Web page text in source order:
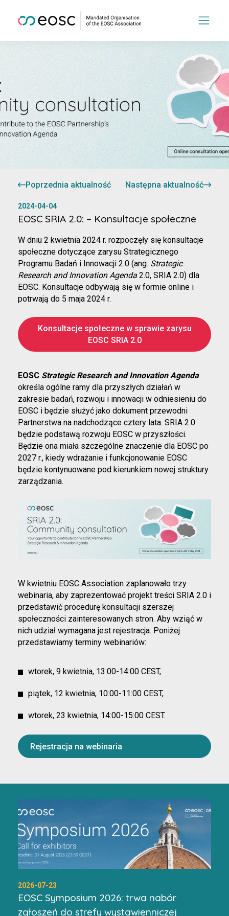
Poprzednia aktualność Następna aktualność
2024-04-04
EOSC SRIA 2.0: – Konsultacje społeczne
W dniu 2 kwietnia 2024 r. rozpoczęły się konsultacje
społeczne dotyczące zarysu Strategicznego
Programu Badań i Innowacji 2.0 (ang. Strategic
Research and Innovation Agenda 2.0, SRIA 2.0) dla
EOSC. Konsultacje odbywają się w formie online i
potrwają do 5 maja 2024 r.
Konsultacje społeczne w sprawie zarysu
EOSC SRIA 2.0
EOSC Strategic Research and Innovation Agenda
określa ogólne ramy dla przyszłych działań w
zakresie badań, rozwoju i innowacji w odniesieniu do
EOSC i będzie służyć jako dokument przewodni
Partnerstwa na nadchodzące cztery lata. SRIA 2.0
będzie podstawą rozwoju EOSC w przyszłości.
Będzie ona miała szczególne znaczenie dla EOSC po
2027 r., kiedy wdrażanie i funkcjonowanie EOSC
będzie kontynuowane pod kierunkiem nowej struktury
zarządzania.
W kwietniu EOSC Association zaplanowało trzy
webinaria, aby zaprezentować projekt treści SRIA 2.0 i
przedstawić procedurę konsultacji szerszej
społeczności zainteresowanych stron. Aby wziąć w
nich udział wymagana jest rejestracja. Poniżej
przedstawiamy terminy webinariów:
wtorek, 9 kwietnia, 13:00-14:00 CEST,
piątek, 12 kwietnia, 10:00-11:00 CEST,
wtorek, 23 kwietnia, 14:00-15:00 CEST.
Rejestracja na webinaria
2026-07-23
EOSC Symposium 2026: trwa nabór
zgłoszeń do strefy wystawienniczej